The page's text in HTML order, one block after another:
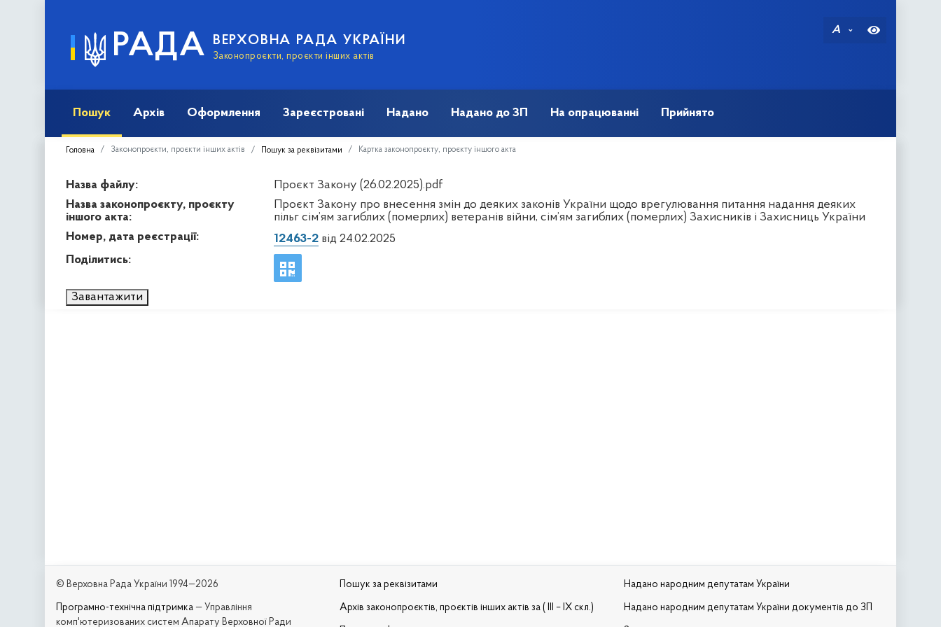
РАДА ВЕРХОВНА РАДА УКРАЇНИ
Законопроєкти, проєкти інших актів
A
Пошук Архів Оформлення Зареєстровані Надано Надано до ЗП На опрацюванні Прийнято
Головна Законопроєкти, проєкти інших актів Пошук за реквізитами Картка законопроєкту, проєкту іншого акта
Назва файлу:
Проєкт Закону (26.02.2025).pdf
Назва законопроєкту, проєкту
іншого акта:
Проєкт Закону про внесення змін до деяких законів України щодо врегулювання питання надання деяких
пільг сім’ям загиблих (померлих) ветеранів війни, сім’ям загиблих (померлих) Захисників і Захисниць України
Номер, дата реєстрації:
12463-2від 24.02.2025
Поділитись:
Завантажити
© Верховна Рада України 1994—2026
Програмно-технічна підтримка — Управління
комп'ютеризованих систем Апарату Верховної Ради
Пошук за реквізитами
Архів законопроєктів, проєктів інших актів за ( III – IX скл.)
Надано народним депутатам України
Надано народним депутатам України документів до ЗП